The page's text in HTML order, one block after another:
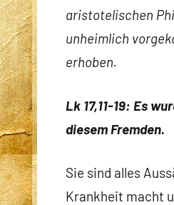
aristotelischen
unheimlich
erhoben.
Lk 17,11-19: Es
diesem Fremden.
Sie sind alles
Krankheit macht